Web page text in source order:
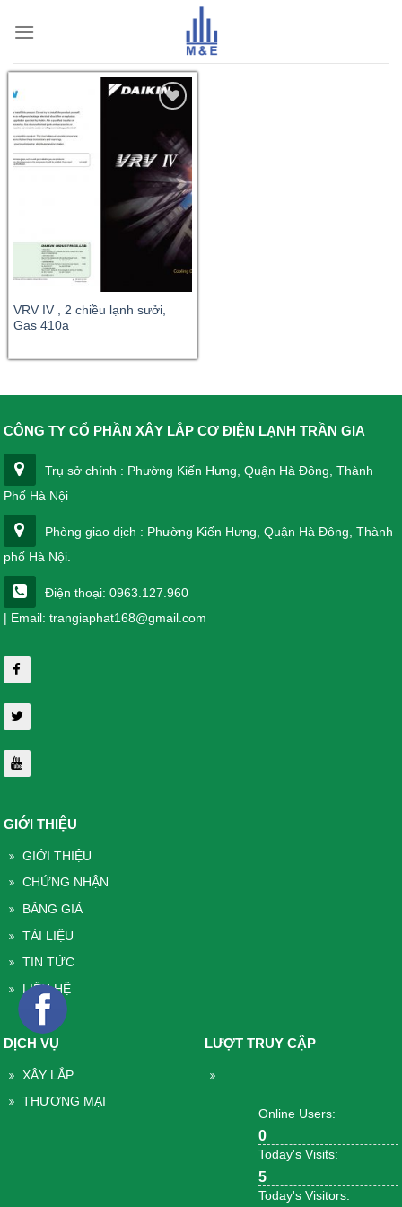
VRV IV , 2 chiều lạnh sưởi,
Gas 410a
CÔNG TY CỔ PHẦN XÂY LẮP CƠ ĐIỆN LẠNH TRẦN GIA
Trụ sở chính : Phường Kiến Hưng, Quận Hà Đông, Thành
Phố Hà Nội
Phòng giao dịch : Phường Kiến Hưng, Quận Hà Đông, Thành
phố Hà Nội.
Điện thoại: 0963.127.960
| Email: trangiaphat168@gmail.com
GIỚI THIỆU
GIỚI THIỆU
CHỨNG NHẬN
BẢNG GIÁ
TÀI LIỆU
TIN TỨC
LIÊN HỆ
DỊCH VỤ
XÂY LẮP
THƯƠNG MẠI
LƯỢT TRUY CẬP
Online Users:
0
Today's Visits:
5
Today's Visitors: